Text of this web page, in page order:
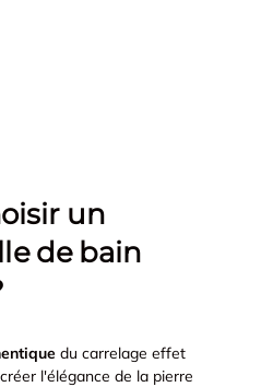
un
de bain
du carrelage effet
l'élégance de la pierre